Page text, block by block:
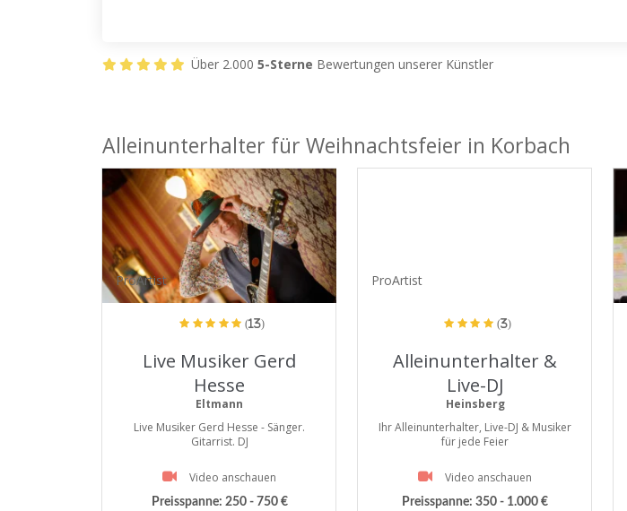
Über 2.000 5-Sterne Bewertungen unserer Künstler
Alleinunterhalter für Weihnachtsfeier in Korbach
ProArtist
(13)
Live Musiker Gerd
Hesse
Eltmann
Live Musiker Gerd Hesse - Sänger.
Gitarrist. DJ
Video anschauen
Preisspanne: 250 - 750 €
ProArtist
(3)
Alleinunterhalter &
Live-DJ
Heinsberg
Ihr Alleinunterhalter, Live-DJ & Musiker
für jede Feier
Video anschauen
Preisspanne: 350 - 1.000 €